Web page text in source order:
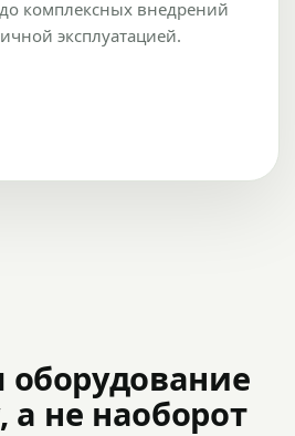
комплексных внедрений
эксплуатацией.
а не наоборот